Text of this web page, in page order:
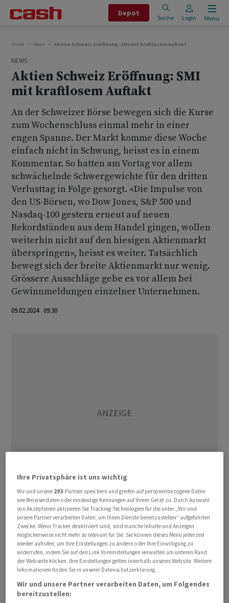
Depot
Suche Login Menu
Home News Aktien Schweiz Eröffnung: SMI mit kraftlosem Auftakt
NEWS
Aktien Schweiz Eröffnung: SMI
mit kraftlosem Auftakt
An der Schweizer Börse bewegen sich die Kurse
zum Wochenschluss einmal mehr in einer
engen Spanne. Der Markt komme diese Woche
einfach nicht in Schwung, heisst es in einem
Kommentar. So hatten am Vortag vor allem
schwächelnde Schwergewichte für den dritten
Verlusttag in Folge gesorgt. «Die Impulse von
den US-Börsen, wo Dow Jones, S&P 500 und
Nasdaq-100 gestern erneut auf neuen
Rekordständen aus dem Handel gingen, wollen
weiterhin nicht auf den hiesigen Aktienmarkt
überspringen», heisst es weiter. Tatsächlich
bewegt sich der breite Aktienmarkt nur wenig.
Grössere Ausschläge gebe es vor allem bei
Gewinnmeldungen einzelner Unternehmen.
09.02.2024 09:30
Wichtige Konjunkturdaten sind zum Wochenschluss
eher rar gesät. Somit rücken die Zentralbanken wieder
in den Fokus. Berichten zufolge hat der Gouverneur der
Bank of Japan, Kazuo Ueda, bestätigt, dass die lockere
Geldpolitik auch nach dem Ausstieg der BOJ aus der
Negativzinspolitik beibehalten wird. Auf der anderen
Seite belasten die zuletzt wieder deutlich gestiegenen
Renditen am US-Rentenmarkt die Stimmung. Sie
Ihre Privatsphäre ist uns wichtig
Wir und unsere 293-Partner speichern und greifen auf personenbezogene Daten
wie Browserdaten oder eindeutige Kennungen auf Ihrem Gerät zu. Durch Auswahl
von Akzeptieren aktivieren Sie Tracking-Technologien für die unter „Wir und
unsere Partner verarbeiten Daten, um Ihnen Dienste bereitzustellen“ aufgeführten
Zwecke. Wenn Tracker deaktiviert sind, sind manche Inhalte und Anzeigen
möglicherweise nicht mehr so relevant für Sie. Sie können dieses Menü jederzeit
wieder aufrufen, um Ihre Einstellungen zu ändern oder Ihre Einwilligung zu
widerrufen, indem Sie auf den Link Voreinstellungen verwalten am unteren Rand
der Webseite klicken. Ihre Einstellungen gelten innerhalb unseres Website. Weitere
Informationen finden Sie in unserer Datenschutzerklärung.
Wir und unsere Partner verarbeiten Daten, um Folgendes
bereitzustellen: